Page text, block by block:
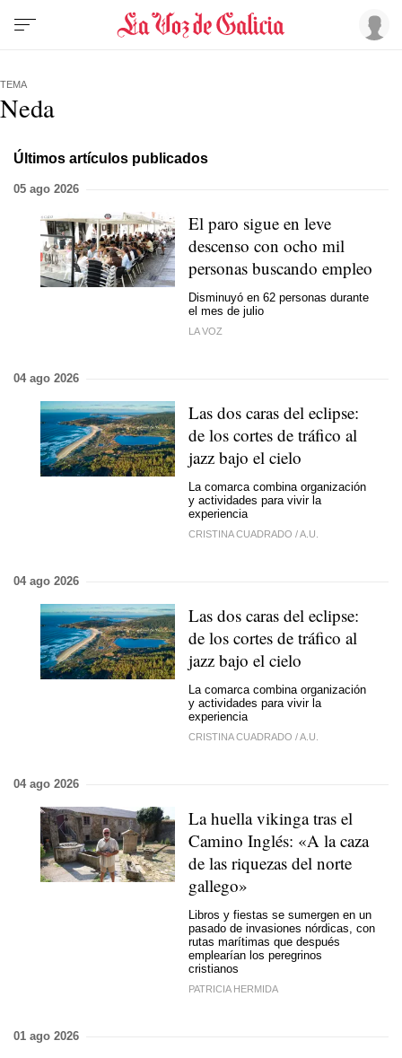
TEMA
Neda
Últimos artículos publicados
05 ago 2026
El paro sigue en leve
descenso con ocho mil
personas buscando empleo
Disminuyó en 62 personas durante
el mes de julio
LA VOZ
04 ago 2026
Las dos caras del eclipse:
de los cortes de tráfico al
jazz bajo el cielo
La comarca combina organización
y actividades para vivir la
experiencia
CRISTINA CUADRADO /A.U.
04 ago 2026
Las dos caras del eclipse:
de los cortes de tráfico al
jazz bajo el cielo
La comarca combina organización
y actividades para vivir la
experiencia
CRISTINA CUADRADO /A.U.
04 ago 2026
La huella vikinga tras el
Camino Inglés: «A la caza
de las riquezas del norte
gallego»
Libros y fiestas se sumergen en un
pasado de invasiones nórdicas, con
rutas marítimas que después
emplearían los peregrinos
cristianos
PATRICIA HERMIDA
01 ago 2026